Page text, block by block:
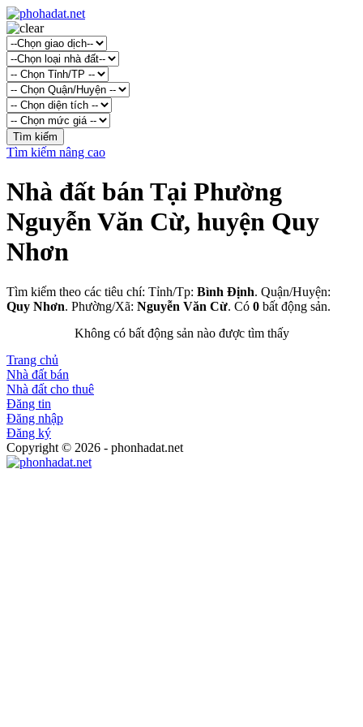
Tìm kiếm nâng cao
Nhà đất bán Tại Phường
Nguyễn Văn Cừ, huyện Quy
Nhơn
Tìm kiếm theo các tiêu chí: Tỉnh/Tp: Bình Định. Quận/Huyện:
Quy Nhơn. Phường/Xã: Nguyễn Văn Cừ. Có 0 bất động sản.
Không có bất động sản nào được tìm thấy
Trang chủ
Nhà đất bán
Nhà đất cho thuê
Đăng tin
Đăng nhập
Đăng ký
Copyright © 2026 - phonhadat.net